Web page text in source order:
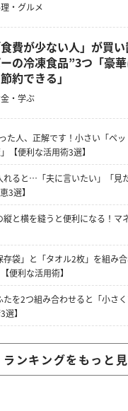
・グルメ
食費が少ない人」が買
の冷凍食品”3つ「豪
約できる」
・学ぶ
た人、正解です！小さい「ペ
【便利な活用術3選】
れると…「夫に言いたい」「見
3選】
縦と横を縫うと便利になる！マ
存袋」と「タオル2枚」を組み
便利な活用術】
たを2つ組み合わせると「小さ
】
ランキングをもっと